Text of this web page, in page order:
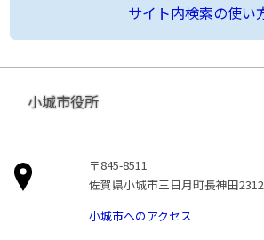
サイト内検索の使い
小城市役所
〒845-8511
佐賀県小城市三日月町長神田
小城市へのアクセス